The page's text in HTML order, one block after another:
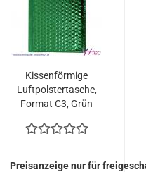
Kunden
Kissenförmige
Luftpolstertasche,
Format C3, Grün
= 109,50 Euro)
Preisanzeige nur für